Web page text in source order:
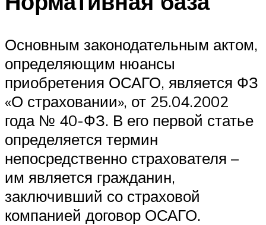
Основным законодательным актом,
определяющим нюансы
приобретения ОСАГО, является ФЗ
«О страховании», от 25.04.2002
года № 40-ФЗ. В его первой статье
определяется термин
непосредственно страхователя –
им является гражданин,
заключивший со страховой
компанией договор ОСАГО.